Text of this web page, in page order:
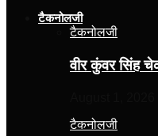
टैकनोलजी
टैकनोलजी
वीर कुंवर सिंह
टैकनोलजी